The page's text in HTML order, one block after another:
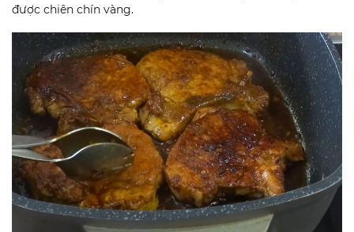
được chiên chín vàng.